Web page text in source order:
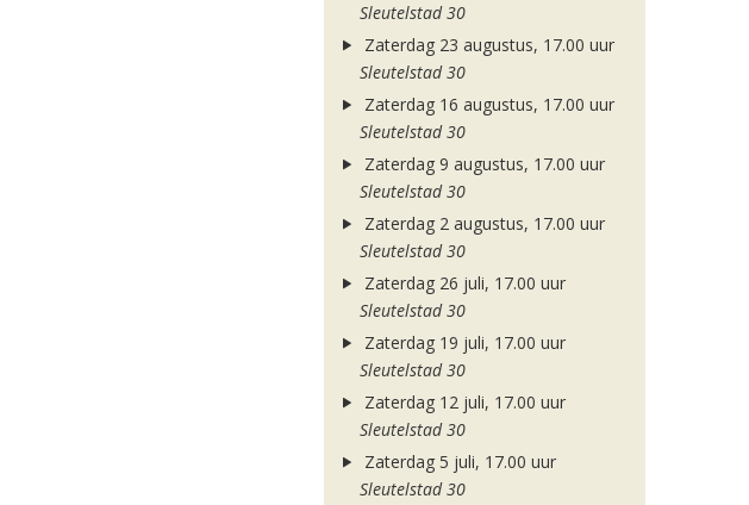
Sleutelstad 30
Zaterdag 23 augustus, 17.00 uur
Sleutelstad 30
Zaterdag 16 augustus, 17.00 uur
Sleutelstad 30
Zaterdag 9 augustus, 17.00 uur
Sleutelstad 30
Zaterdag 2 augustus, 17.00 uur
Sleutelstad 30
Zaterdag 26 juli, 17.00 uur
Sleutelstad 30
Zaterdag 19 juli, 17.00 uur
Sleutelstad 30
Zaterdag 12 juli, 17.00 uur
Sleutelstad 30
Zaterdag 5 juli, 17.00 uur
Sleutelstad 30